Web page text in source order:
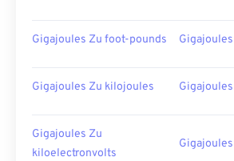
Gigajoules Zu foot-pounds
Gigajoules Zu kilojoules
Gigajoules Zu
kiloelectronvolts